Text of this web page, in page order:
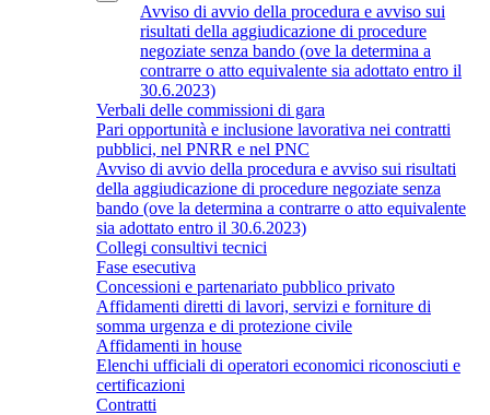
Avviso di avvio della procedura e avviso sui
risultati della aggiudicazione di procedure
negoziate senza bando (ove la determina a
contrarre o atto equivalente sia adottato entro il
30.6.2023)
Verbali delle commissioni di gara
Pari opportunità e inclusione lavorativa nei contratti
pubblici, nel PNRR e nel PNC
Avviso di avvio della procedura e avviso sui risultati
della aggiudicazione di procedure negoziate senza
bando (ove la determina a contrarre o atto equivalente
sia adottato entro il 30.6.2023)
Collegi consultivi tecnici
Fase esecutiva
Concessioni e partenariato pubblico privato
Affidamenti diretti di lavori, servizi e forniture di
somma urgenza e di protezione civile
Affidamenti in house
Elenchi ufficiali di operatori economici riconosciuti e
certificazioni
Contratti